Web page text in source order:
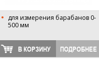
для измерения барабанов 0-
500 мм
В КОРЗИНУ ПОДРОБНЕЕ